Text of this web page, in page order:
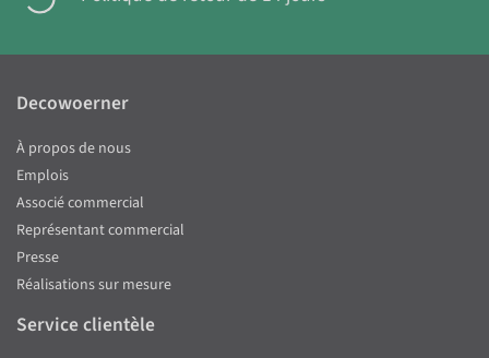
Decowoerner
À propos de nous
Emplois
Associé commercial
Représentant commercial
Presse
Réalisations sur mesure
Service clientèle